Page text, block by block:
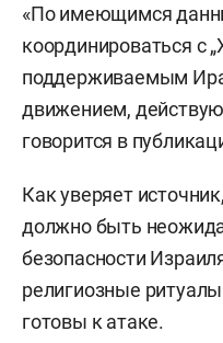
«По имеющимся
координироваться с
поддерживаемым
движением,
говорится в
Как уверяет
должно быть
безопасности
религиозные
готовы к атаке.